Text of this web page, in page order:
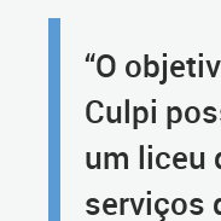
“O
Culpi
um liceu
serviços